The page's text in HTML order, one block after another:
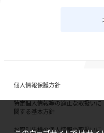
個人情報保護方針
特定個人情報等の適正な取扱いに
関する基本方針
お取引先様の個人情報の取扱いに